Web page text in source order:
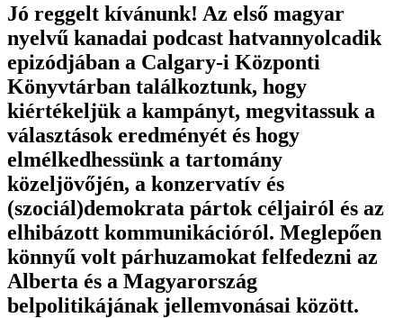
Jó reggelt kívánunk! Az első magyar
nyelvű kanadai podcast hatvannyolcadik
epizódjában a Calgary-i Központi
Könyvtárban találkoztunk, hogy
kiértékeljük a kampányt, megvitassuk a
választások eredményét és hogy
elmélkedhessünk a tartomány
közeljövőjén, a konzervatív és
(szociál)demokrata pártok céljairól és az
elhibázott kommunikációról. Meglepően
könnyű volt párhuzamokat felfedezni az
Alberta és a Magyarország
belpolitikájának jellemvonásai között.